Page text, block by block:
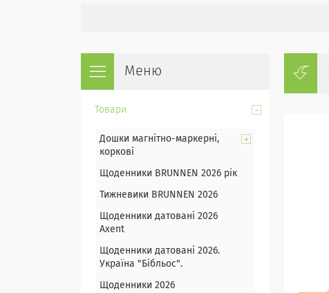
Товари
Дошки магнітно-маркерні,
коркові
Щоденники BRUNNEN 2026 рік
Тижневики BRUNNEN 2026
Щоденники датовані 2026
Axent
Щоденники датовані 2026.
Україна "Бібльос".
Щоденники 2026